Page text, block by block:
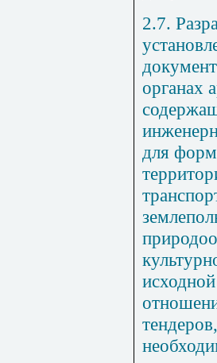
2.7.
органах
для